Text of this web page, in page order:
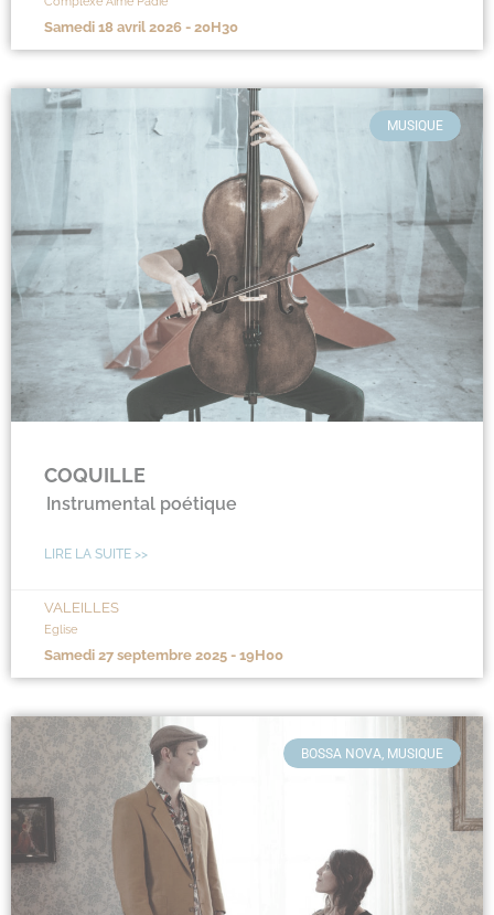
samedi 18 avril 2026 - 20H30
MUSIQUE
COQUILLE
Instrumental poétique
LIRE LA SUITE >>
VALEILLES
Eglise
samedi 27 septembre 2025 - 19H00
BOSSA NOVA, MUSIQUE